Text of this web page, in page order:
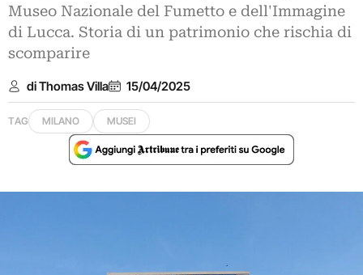
Museo Nazionale del Fumetto e dell'Immagine
di Lucca. Storia di un patrimonio che rischia di
scomparire
di Thomas Villa 15/04/2025
TAG MILANO MUSEI